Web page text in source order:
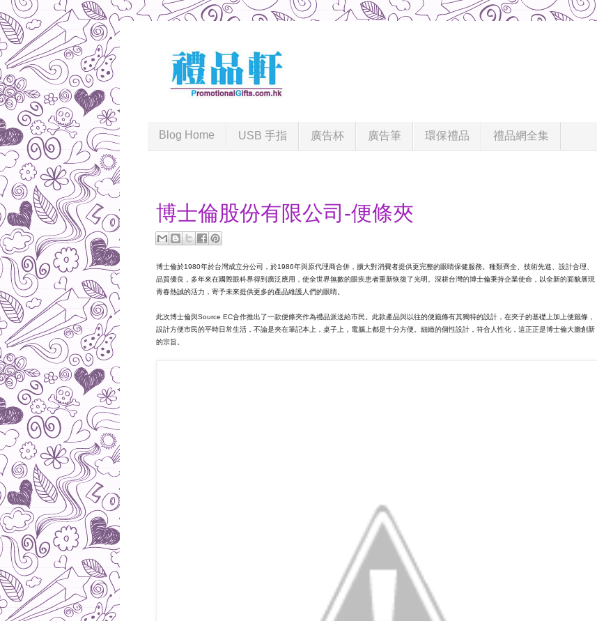
Blog Home USB 手指 廣告杯 廣告筆 環保禮品 禮品網全集
博士倫股份有限公司-便條夾
博士倫於1980年於台灣成立分公司，於1986年與原代理​​商合併，擴大對消費者提供更完整的眼睛保健服務。種類齊全、技術先進、設計合理、
品質優良，多年來在國際眼科界得到廣泛應用，使全世界無數的眼疾患者重新恢復了光明。深耕台灣的博士倫秉持企業使命，以全新的面貌展現
青春熱誠的活力，寄予未來提供更多的產品維護人們的眼睛。
此次博士倫與Source EC合作推出了一款便條夾作為禮品派送給市民。此款產品與以往的便籤條有其獨特的設計，在夾子的基礎上加上便籤條，
設計方便市民的平時日常生活，不論是夾在筆記本上，桌子上，電腦上都是十分方便。細緻的個性設計，符合人性化，這正正是博士倫大膽創新
的宗旨。